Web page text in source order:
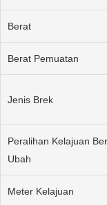
Berat
Berat Pemuatan
Jenis Brek
Peralihan Kelajuan
Ubah
Meter Kelajuan